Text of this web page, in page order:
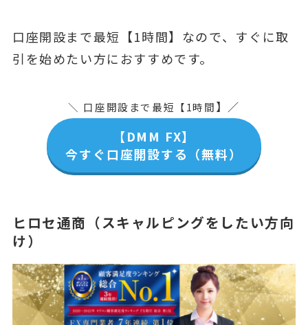
口座開設まで最短【1時間】なので、すぐに取
引を始めたい方におすすめです。
＼ 口座開設まで最短【1時間】／
【DMM FX】
今すぐ口座開設する（無料）
ヒロセ通商（スキャルピングをしたい方向
け）